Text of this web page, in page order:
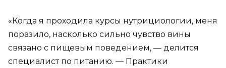
«Когда я проходила курсы нутрициологии, меня
поразило, насколько сильно чувство вины
связано с пищевым поведением, — делится
специалист по питанию. — Практики